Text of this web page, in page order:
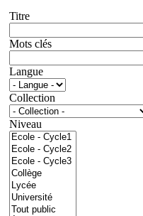
Titre
Mots clés
Langue
Collection
Niveau